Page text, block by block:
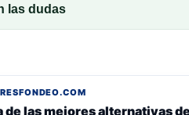
las dudas
de las mejores alternativas